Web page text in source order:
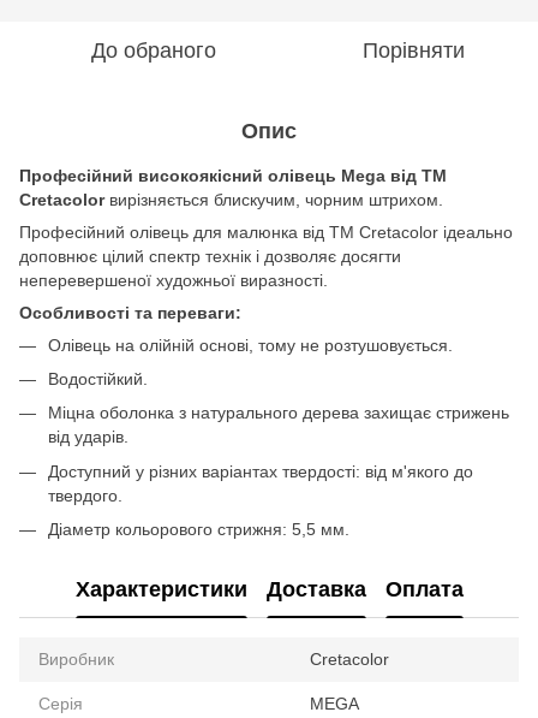
До обраного Порівняти
Опис
Професійний високоякісний олівець Mega від ТМ
Cretacolorвирізняється блискучим, чорним штрихом.
Професійний олівець для малюнка від ТМ Cretacolor ідеально
доповнює цілий спектр технік і дозволяє досягти
неперевершеної художньої виразності.
Особливості та переваги:
Олівець на олійній основі, тому не розтушовується.
Водостійкий.
Міцна оболонка з натурального дерева захищає стрижень
від ударів.
Доступний у різних варіантах твердості: від м'якого до
твердого.
Діаметр кольорового стрижня: 5,5 мм.
Характеристики Доставка Оплата
Виробник Cretacolor
Серія MEGA